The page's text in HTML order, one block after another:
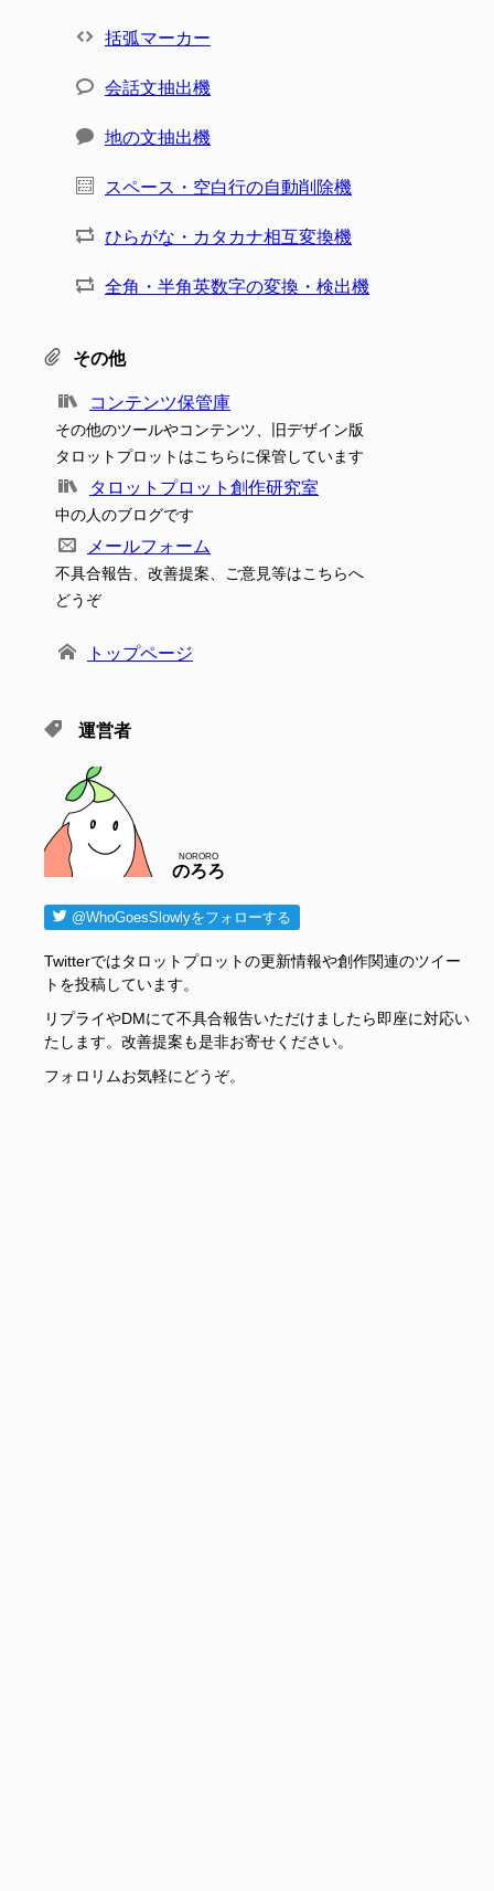
括弧マーカー
会話文抽出機
地の文抽出機
スペース・空白行の自動削除機
ひらがな・カタカナ相互変換機
全角・半角英数字の変換・検出機
その他
コンテンツ保管庫
その他のツールやコンテンツ、旧デザイン版
タロットプロットはこちらに保管しています
タロットプロット創作研究室
中の人のブログです
メールフォーム
不具合報告、改善提案、ご意見等はこちらへ
どうぞ
トップページ
運営者
のろろ
NORORO
@WhoGoesSlowlyをフォローする
Twitterではタロットプロットの更新情報や創作関連のツイー
トを投稿しています。
リプライやDMにて不具合報告いただけましたら即座に対応い
たします。改善提案も是非お寄せください。
フォロリムお気軽にどうぞ。